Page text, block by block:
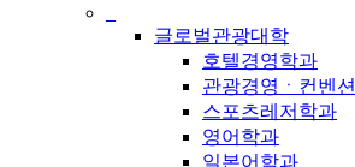
글로벌관광대학
호텔경영학과
관광경영ㆍ컨벤
스포츠레저학과
영어학과
일본어학과